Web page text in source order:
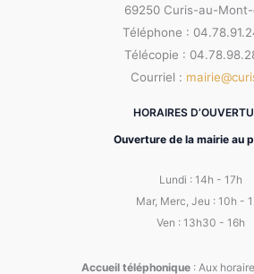
69250 Curis-au-
Téléphone :
Télécopie :
Courriel :
HORAIRES
Ouverture de la mairie au
Lundi : 14h - 17h
Mar, Merc, Jeu : 10h -
Ven : 13h30 - 16h
Accueil téléphonique: Aux